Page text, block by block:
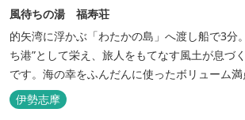
風待ちの湯 福寿荘
的矢湾に浮かぶ「わたかの島」へ渡し船で3分
ち港”として栄え、旅人をもてなす風土が息づ
です。海の幸をふんだんに使ったボリューム
慢。肌にやさしい天然の療養泉が満喫できるお
大級の庭園露天風呂です。
伊勢志摩